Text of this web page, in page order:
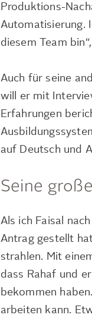
Produktions-
Automatisierung.
diesem Team
Auch für seine
will er mit
Erfahrungen
auf Deutsch und
Seine
Als ich Faisal
Antrag gestellt
strahlen. Mit
dass Rahaf und
bekommen
arbeiten kann.